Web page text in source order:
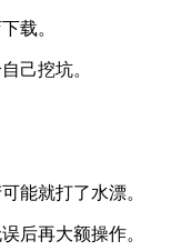
载。
己挖坑。
能就打了水漂。
后再大额操作。